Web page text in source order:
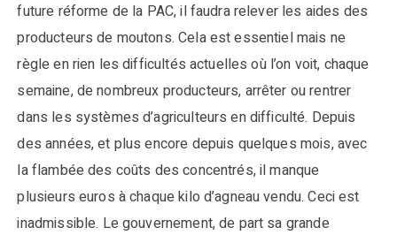
future réforme de la PAC, il faudra relever les aides des
producteurs de moutons. Cela est essentiel mais ne
règle en rien les difficultés actuelles où l’on voit, chaque
semaine, de nombreux producteurs, arrêter ou rentrer
dans les systèmes d’agriculteurs en difficulté. Depuis
des années, et plus encore depuis quelques mois, avec
la flambée des coûts des concentrés, il manque
plusieurs euros à chaque kilo d’agneau vendu. Ceci est
inadmissible. Le gouvernement, de part sa grande